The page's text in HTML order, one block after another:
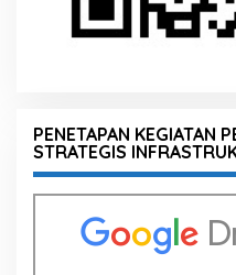
PENETAPAN KEGIATAN
STRATEGIS